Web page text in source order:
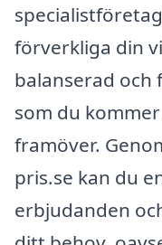
förverkliga din
balanserad
som du
framöver.
pris.se kan du
erbjudanden